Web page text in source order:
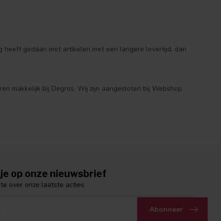
gedaan met artikelen met een langere levertijd, dan
makkelijk bij Degros. Wij zijn aangesloten bij Webshop
op onze nieuwsbrief
over onze laatste acties
Abonneer